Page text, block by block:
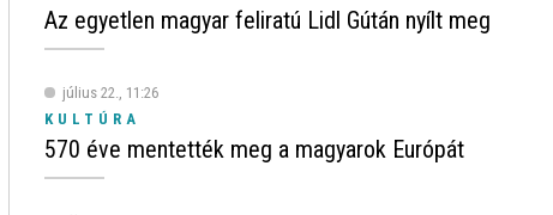
Az egyetlen magyar feliratú Lidl Gútán nyílt meg
július 22., 11:26
KULTÚRA
570 éve mentették meg a magyarok Európát